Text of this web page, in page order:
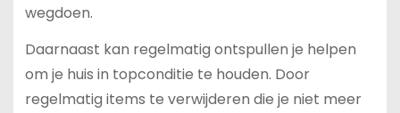
wegdoen.
Daarnaast kan regelmatig ontspullen je helpen
om je huis in topconditie te houden. Door
regelmatig items te verwijderen die je niet meer